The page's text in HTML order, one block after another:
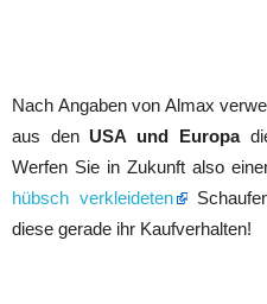
Nach Angaben von Almax
aus den USA und Europa
Werfen Sie in Zukunft also
hübsch verkleideten
diese gerade ihr Kaufverhalten!